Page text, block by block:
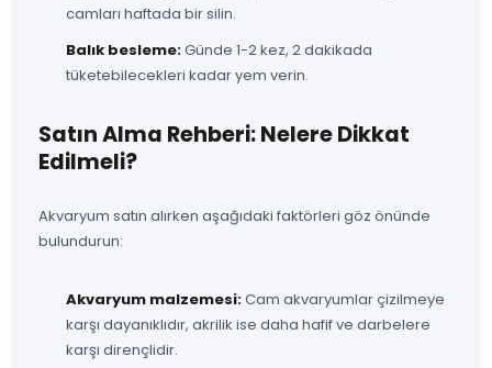
camları haftada bir silin.
Balık besleme:Günde 1-2 kez, 2 dakikada
tüketebilecekleri kadar yem verin.
Satın Alma Rehberi: Nelere Dikkat
Edilmeli?
Akvaryum satın alırken aşağıdaki faktörleri göz önünde
bulundurun:
Akvaryum malzemesi:Cam akvaryumlar çizilmeye
karşı dayanıklıdır, akrilik ise daha hafif ve darbelere
karşı dirençlidir.